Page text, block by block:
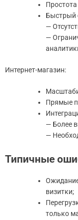
Быстрый
—
—
Интернет-магазин:
Прямые
— Более
—
Типичные
визитки;
только